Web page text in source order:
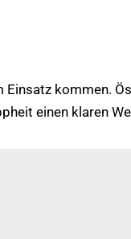
kommen.
einen klaren